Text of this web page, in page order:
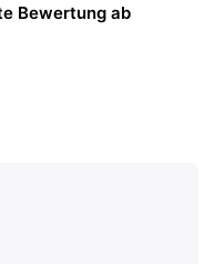
Bewertung ab